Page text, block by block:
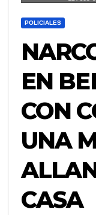
POLICIALES
EN
CON
UNA
CASA